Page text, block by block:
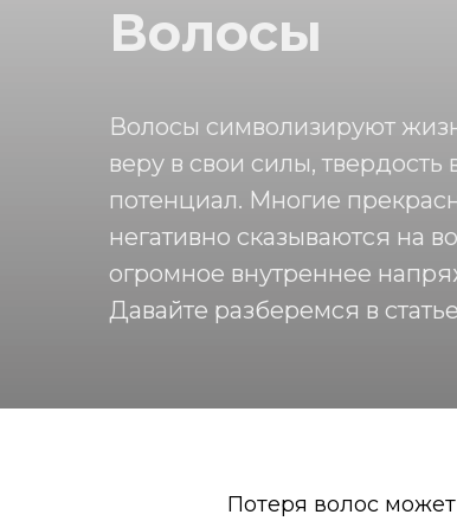
Волосы символизируют
веру в свои силы, твердость
потенциал. Многие
негативно сказываются на
огромное внутреннее
Давайте разберемся в
Волосы
Потеря волос